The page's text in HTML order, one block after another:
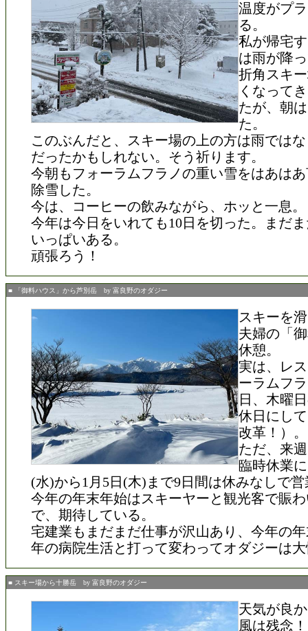
温度がプ
る。
私が帰宅
は雨が降
折角スキ
くなって
たが、朝
た。
このぶんだと、スキー場の上の方は雨では
だったかもしれない。そう祈ります。
今朝もフォーラムフラノの重い雪をはあは
除雪した。
今は、コーヒーの飲みながら、ホッと一息。
今年は今日をいれても10日を切った。まだ
いっぱいある。
頑張ろう！
■ 「御料ハウス」から芦別岳 by 富良野のオダジー
スキーを
夫婦の「
休憩。
実は、レ
ーラムフ
日、木曜
休日にし
改革！）。
ただ、来
臨時休業
(水)から1月5日(木)まで9日間は休みなしで
今年の年末年始はスキーヤーと観光客で賑
で、期待している。
宅建業もまだまだ仕事が沢山あり、今年の
年の病院生活と打って変わってオダジーは
■ スキー場から十勝岳 by 富良野のオダジー
天気が良
風は残念！